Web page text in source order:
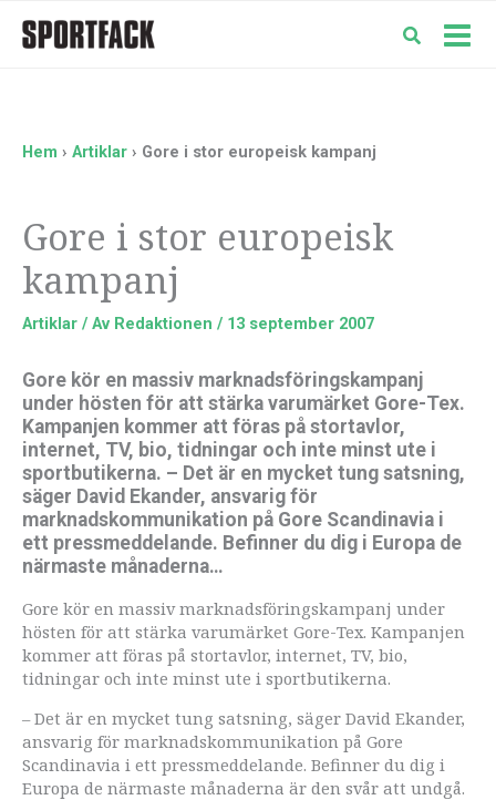
Hem Artiklar Gore i stor europeisk kampanj
Gore i stor europeisk
kampanj
Artiklar / Av Redaktionen / 13 september 2007
Gore kör en massiv marknadsföringskampanj
under hösten för att stärka varumärket Gore-Tex.
Kampanjen kommer att föras på stortavlor,
internet, TV, bio, tidningar och inte minst ute i
sportbutikerna. – Det är en mycket tung satsning,
säger David Ekander, ansvarig för
marknadskommunikation på Gore Scandinavia i
ett pressmeddelande. Befinner du dig i Europa de
närmaste månaderna…
Gore kör en massiv marknadsföringskampanj under
hösten för att stärka varumärket Gore-Tex. Kampanjen
kommer att föras på stortavlor, internet, TV, bio,
tidningar och inte minst ute i sportbutikerna.
– Det är en mycket tung satsning, säger David Ekander,
ansvarig för marknadskommunikation på Gore
Scandinavia i ett pressmeddelande. Befinner du dig i
Europa de närmaste månaderna är den svår att undgå.